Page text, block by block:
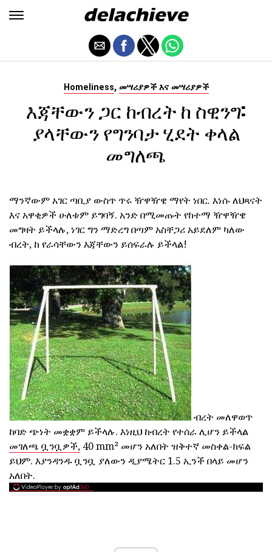
Homeliness, መሣሪያዎች እና መሣሪያዎች
እጃቸውን ጋር ከብረት ከ ስዊንግ:
ያላቸውን የግንባታ ሂደት ቀላል
መግለጫ
ማንኛውም አገር ጣቢያ ውስጥ ጥሩ ዥዋዥዌ ማየት ነበር. እነሱ ለህጻናት
እና አዋቂዎች ሁለቱም ይግባኝ. አንድ በሚመጡት የከተማ ዥዋዥዌ
መግዛት ይችላሉ, ነገር ግን ማድረግ በጣም አስቸጋሪ አይደለም ካለው
ብረት, ከ የራሳቸውን እጃቸውን ይሰፍራሉ ይችላል!
ብረት መለዋወጥ
ከባድ ጭነት መቋቋም ይችላሉ. እነዚህ ከብረት የተሰራ ሊሆን ይችላል
መገለጫ ቧንቧዎች, 40 mm² መሆን አለበት ዝቅተኛ መስቀል-ክፍል
ይህም. እያንዳንዱ ቧንቧ ያለውን ዲያሜትር 1.5 ኢንች በላይ መሆን
አለበት.